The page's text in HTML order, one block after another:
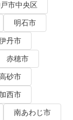
市中央区
明石市
丹市
赤穂市
砂市
加西市
南あわじ市